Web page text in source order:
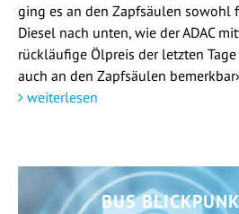
ging es an den Zapfsäulen sowohl
Diesel nach unten, wie der ADAC
rückläufige Ölpreis der letzten
auch an den Zapfsäulen
weiterlesen
BUS